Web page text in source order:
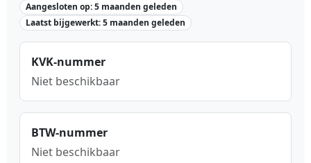
Aangesloten op: 5 maanden geleden
Laatst bijgewerkt: 5 maanden geleden
KVK-nummer
Niet beschikbaar
BTW-nummer
Niet beschikbaar